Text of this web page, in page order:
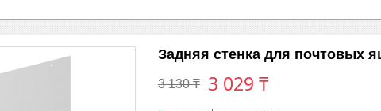
Задняя стенка для почтовых
3 130 ₸ 3 029 ₸